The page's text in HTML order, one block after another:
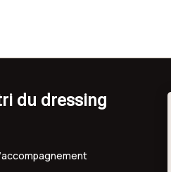
du dressing